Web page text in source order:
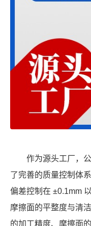
作为源头工厂，
了完善的质量控制体
偏差控制在 ±0.1mm
摩擦面的平整度与清
的加工精度、摩擦面